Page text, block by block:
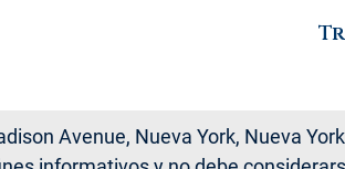
Avenue, Nueva York, Nueva